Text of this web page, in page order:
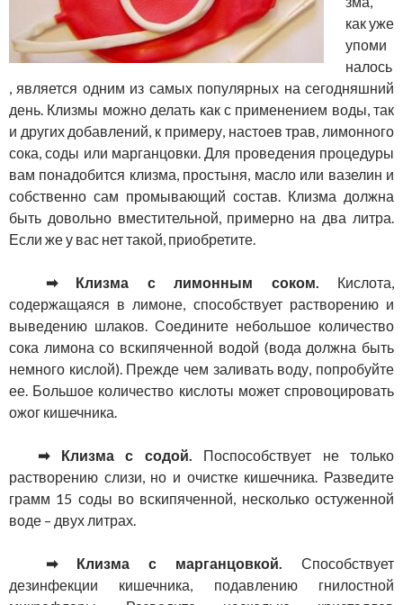
как уже
упоми
налось
, является одним из самых популярных на сегодняшний
день. Клизмы можно делать как с применением воды, так
и других добавлений, к примеру, настоев трав, лимонного
сока, соды или марганцовки. Для проведения процедуры
вам понадобится клизма, простыня, масло или вазелин и
собственно сам промывающий состав. Клизма должна
быть довольно вместительной, примерно на два литра.
Если же у вас нет такой, приобретите.
➡ Клизма с лимонным соком. Кислота,
содержащаяся в лимоне, способствует растворению и
выведению шлаков. Соедините небольшое количество
сока лимона со вскипяченной водой (вода должна быть
немного кислой). Прежде чем заливать воду, попробуйте
ее. Большое количество кислоты может спровоцировать
ожог кишечника.
➡ Клизма с содой. Поспособствует не только
растворению слизи, но и очистке кишечника. Разведите
грамм 15 соды во вскипяченной, несколько остуженной
воде – двух литрах.
➡ Клизма с марганцовкой. Способствует
дезинфекции кишечника, подавлению гнилостной